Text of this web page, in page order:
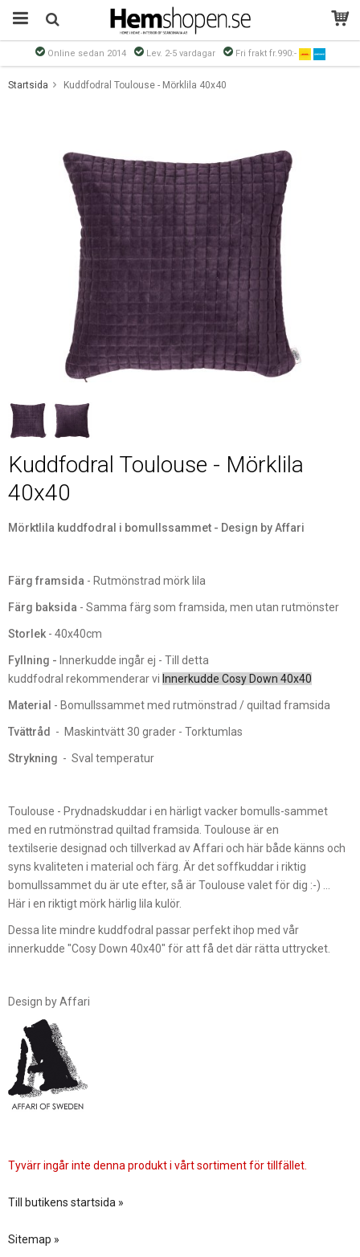
Online sedan 2014 Lev. 2-5 vardagar Fri frakt fr.990:-
Startsida Kuddfodral Toulouse - Mörklila 40x40
Kuddfodral Toulouse - Mörklila
40x40
Mörktlila kuddfodral i bomullssammet - Design by Affari
Färg framsida - Rutmönstrad mörk lila
Färg baksida - Samma färg som framsida, men utan rutmönster
Storlek - 40x40cm
Fyllning - Innerkudde ingår ej - Till detta
kuddfodral rekommenderar vi Innerkudde Cosy Down 40x40
Material - Bomullssammet med rutmönstrad / quiltad framsida
Tvättråd - Maskintvätt 30 grader - Torktumlas
Strykning - Sval temperatur
Toulouse - Prydnadskuddar i en härligt vacker bomulls-sammet
med en rutmönstrad quiltad framsida. Toulouse är en
textilserie designad och tillverkad av Affari och här både känns och
syns kvaliteten i material och färg. Är det soffkuddar i riktig
bomullssammet du är ute efter, så är Toulouse valet för dig :-) ...
Här i en riktigt mörk härlig lila kulör.
Dessa lite mindre kuddfodral passar perfekt ihop med vår
innerkudde "Cosy Down 40x40" för att få det där rätta uttrycket.
Design by Affari
Tyvärr ingår inte denna produkt i vårt sortiment för tillfället.
Till butikens startsida »
Sitemap »